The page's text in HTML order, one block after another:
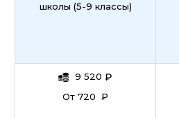
школы (5-9 классы)
9 520 ₽
От 720 ₽